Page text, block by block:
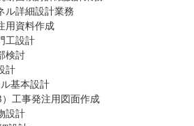
ル詳細設計業務
用資料作成
工設計
検討
計
基本設計
工事発注用図面作成
設計